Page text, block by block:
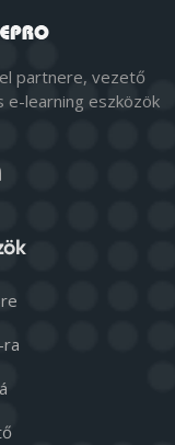
partnere, vezető
learning eszközök
ra